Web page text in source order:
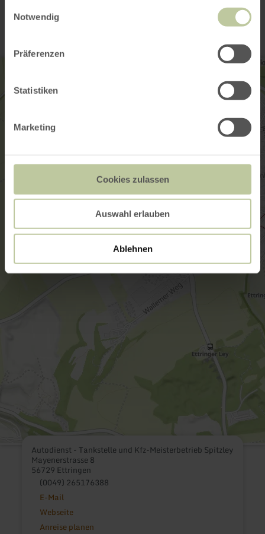
Notwendig
Präferenzen
Statistiken
Marketing
Cookies zulassen
Auswahl erlauben
Ablehnen
Autodienst - Tankstelle und Kfz-Meisterbetrieb Spitzley
Mayenerstrasse 8
56729 Ettringen
(0049) 265176388
E-Mail
Webseite
Anreise planen